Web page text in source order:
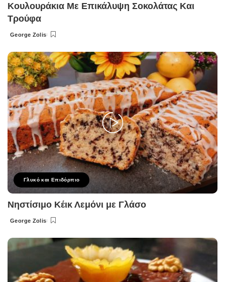
Κουλουράκια Με Επικάλυψη Σοκολάτας Και
Τρούφα
Posted
George Zolis
Γλυκό και Επιδόρπιο
Νηστίσιμο Κέικ Λεμόνι με Γλάσο
Posted
George Zolis